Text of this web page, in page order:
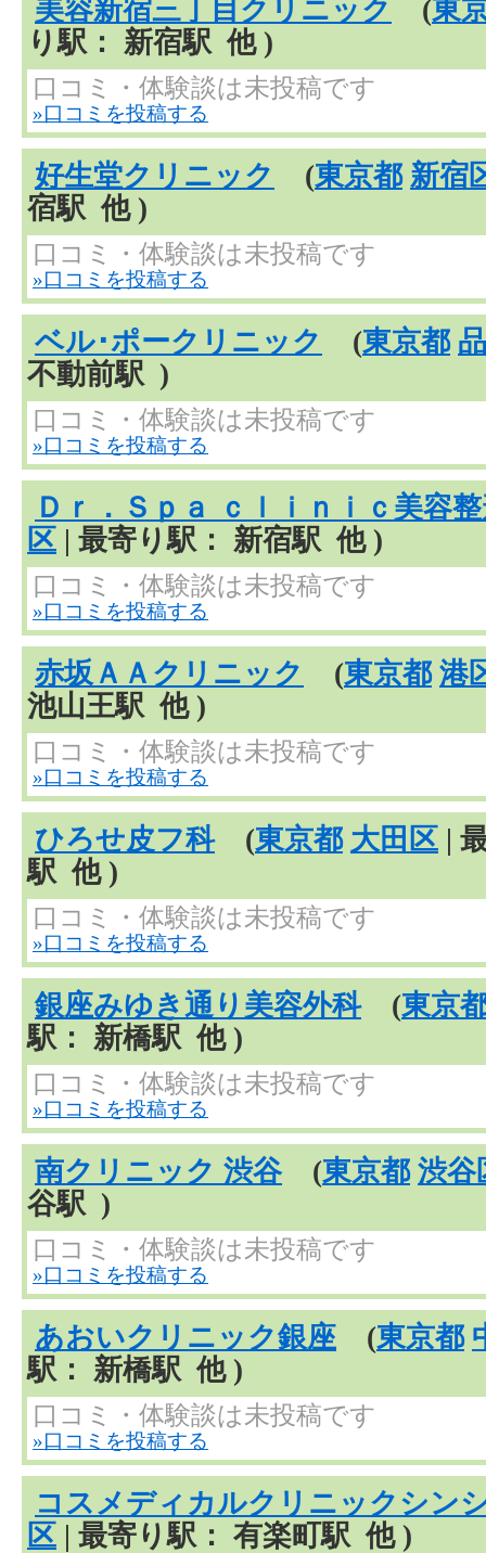
美容新宿三丁目クリニック (東
り駅： 新宿駅 他 )
口コミ・体験談は未投稿です
»口コミを投稿する
好生堂クリニック (東京都 新宿
宿駅 他 )
口コミ・体験談は未投稿です
»口コミを投稿する
ベル･ポークリニック (東京都
不動前駅 )
口コミ・体験談は未投稿です
»口コミを投稿する
Ｄｒ．Ｓｐａ ｃｌｉｎｉｃ美容
区 | 最寄り駅： 新宿駅 他 )
口コミ・体験談は未投稿です
»口コミを投稿する
赤坂ＡＡクリニック (東京都 港
池山王駅 他 )
口コミ・体験談は未投稿です
»口コミを投稿する
ひろせ皮フ科(東京都 大田区 |
駅 他 )
口コミ・体験談は未投稿です
»口コミを投稿する
銀座みゆき通り美容外科(東京
駅： 新橋駅 他 )
口コミ・体験談は未投稿です
»口コミを投稿する
南クリニック 渋谷(東京都 渋谷
谷駅 )
口コミ・体験談は未投稿です
»口コミを投稿する
あおいクリニック銀座 (東京都
駅： 新橋駅 他 )
口コミ・体験談は未投稿です
»口コミを投稿する
コスメディカルクリニックシン
区 | 最寄り駅： 有楽町駅 他 )